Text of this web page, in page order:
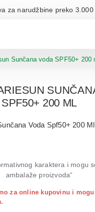
za narudžbine preko 3.000
Sunčana voda SPF50+ 200
SPF50+ 200 ML
karaktera i mogu
ambalaže proizvoda“
za online kupovinu i